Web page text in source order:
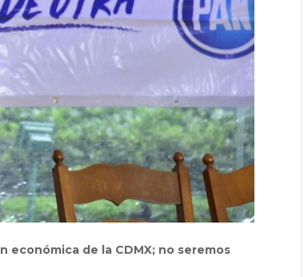
de la CDMX; no seremos